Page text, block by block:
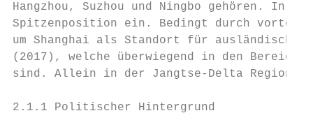
Hangzhou, Suzhou und Ningbo gehören. In
Spitzenposition ein. Bedingt durch
um Shanghai als Standort für
(2017), welche überwiegend in den
sind. Allein in der Jangtse-Delta Region
2.1.1 Politischer Hintergrund